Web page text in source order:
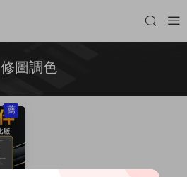
修圖調色
薦